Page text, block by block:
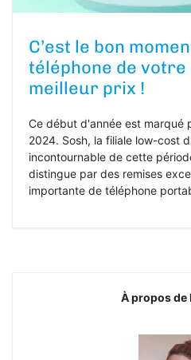
C’est le bon
téléphone de votre
meilleur prix !
Ce début d'année est marqué
2024. Sosh, la filiale low-cost
incontournable de cette
distingue par des remises
importante de téléphone
À propos de